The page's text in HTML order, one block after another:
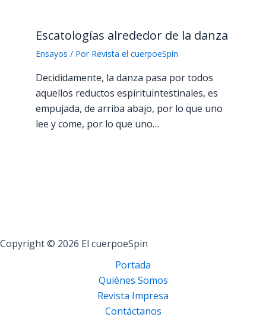
Escatologías alrededor de la danza
Ensayos / Por Revista el cuerpoeSpín
Decididamente, la danza pasa por todos
aquellos reductos espírituintestinales, es
empujada, de arriba abajo, por lo que uno
lee y come, por lo que uno…
Copyright © 2026 El cuerpoeSpin
Portada
Quiénes Somos
Revista Impresa
Contáctanos